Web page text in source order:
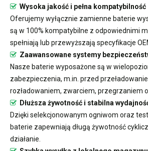
Wysoka jakość i pełna kompatybilność
Oferujemy wyłącznie zamienne baterie
są w 100% kompatybilne z odpowiednimi
spełniają lub przewyższają specyfikacje
Zaawansowane systemy
Nasze baterie wyposażone są w
zabezpieczenia, m.in. przed
rozładowaniem, zwarciem, przegrzaniem
Dłuższa żywotność i stabilna
Dzięki selekcjonowanym ogniwom oraz
baterie zapewniają długą żywotność
działanie.